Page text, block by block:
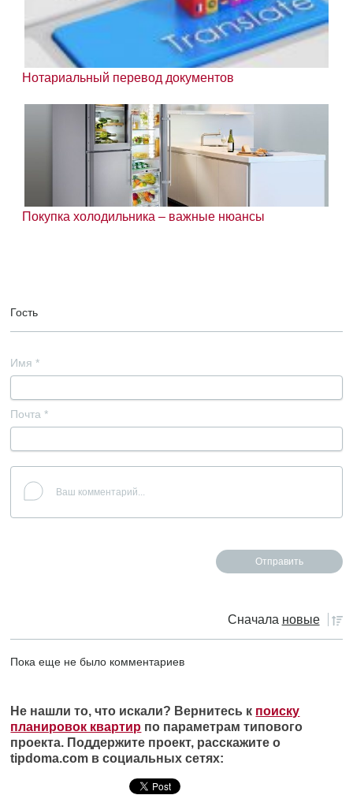
Нотариальный перевод документов
Покупка холодильника – важные нюансы
Гость
Имя *
Почта *
Сначала новые
Пока еще не было комментариев
Не нашли то, что искали? Вернитесь к поиску
планировок квартир по параметрам типового
проекта. Поддержите проект, расскажите о
tipdoma.com в социальных сетях: